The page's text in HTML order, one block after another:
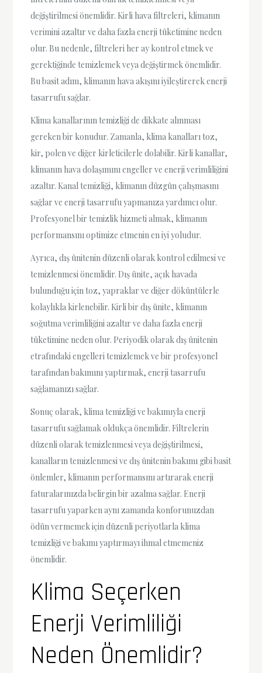
değiştirilmesi önemlidir. Kirli hava filtreleri, klimanın
verimini azaltır ve daha fazla enerji tüketimine neden
olur. Bu nedenle, filtreleri her ay kontrol etmek ve
gerektiğinde temizlemek veya değiştirmek önemlidir.
Bu basit adım, klimanın hava akışını iyileştirerek enerji
tasarrufu sağlar.
Klima kanallarının temizliği de dikkate alınması
gereken bir konudur. Zamanla, klima kanalları toz,
kir, polen ve diğer kirleticilerle dolabilir. Kirli kanallar,
klimanın hava dolaşımını engeller ve enerji verimliliğini
azaltır. Kanal temizliği, klimanın düzgün çalışmasını
sağlar ve enerji tasarrufu yapmanıza yardımcı olur.
Profesyonel bir temizlik hizmeti almak, klimanın
performansını optimize etmenin en iyi yoludur.
Ayrıca, dış ünitenin düzenli olarak kontrol edilmesi ve
temizlenmesi önemlidir. Dış ünite, açık havada
bulunduğu için toz, yapraklar ve diğer döküntülerle
kolaylıkla kirlenebilir. Kirli bir dış ünite, klimanın
soğutma verimliliğini azaltır ve daha fazla enerji
tüketimine neden olur. Periyodik olarak dış ünitenin
etrafındaki engelleri temizlemek ve bir profesyonel
tarafından bakımını yaptırmak, enerji tasarrufu
sağlamanızı sağlar.
Sonuç olarak, klima temizliği ve bakımıyla enerji
tasarrufu sağlamak oldukça önemlidir. Filtrelerin
düzenli olarak temizlenmesi veya değiştirilmesi,
kanalların temizlenmesi ve dış ünitenin bakımı gibi basit
önlemler, klimanın performansını artırarak enerji
faturalarınızda belirgin bir azalma sağlar. Enerji
tasarrufu yaparken aynı zamanda konforunuzdan
ödün vermemek için düzenli periyotlarla klima
temizliği ve bakımı yaptırmayı ihmal etmemeniz
önemlidir.
Klima Seçerken
Enerji Verimliliği
Neden Önemlidir?